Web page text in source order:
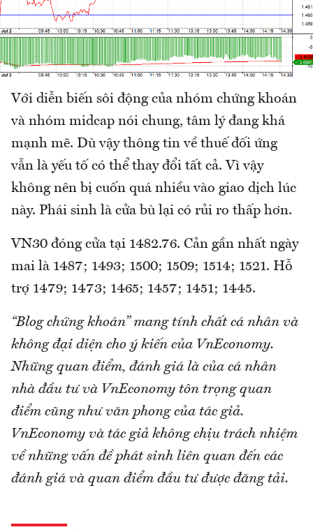
Với diễn biến sôi động của nhóm chứng khoán
và nhóm midcap nói chung, tâm lý đang khá
mạnh mẽ. Dù vậy thông tin về thuế đối ứng
vẫn là yếu tố có thể thay đổi tất cả. Vì vậy
không nên bị cuốn quá nhiều vào giao dịch lúc
này. Phái sinh là cửa bù lại có rủi ro thấp hơn.
VN30 đóng cửa tại 1482.76. Cản gần nhất ngày
mai là 1487; 1493; 1500; 1509; 1514; 1521. Hỗ
trợ 1479; 1473; 1465; 1457; 1451; 1445.
“Blog chứng khoán” mang tính chất cá nhân và
không đại diện cho ý kiến của VnEconomy.
Những quan điểm, đánh giá là của cá nhân
nhà đầu tư và VnEconomy tôn trọng quan
điểm cũng như văn phong của tác giả.
VnEconomy và tác giả không chịu trách nhiệm
về những vấn đề phát sinh liên quan đến các
đánh giá và quan điểm đầu tư được đăng tải.